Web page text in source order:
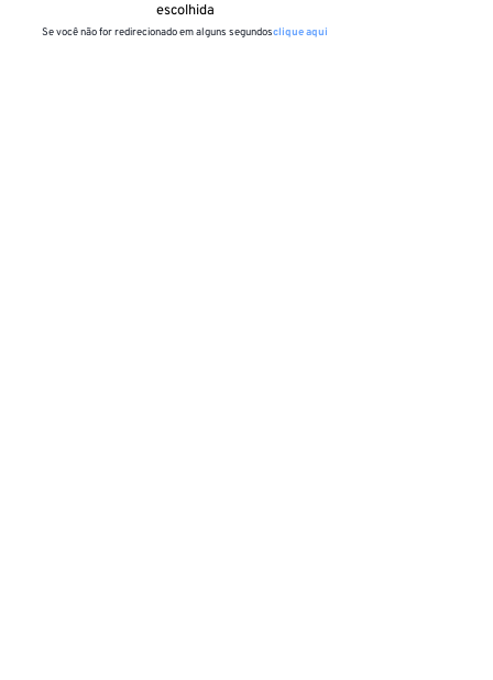
escolhida
Se você não for redirecionado em alguns segundosclique aqui